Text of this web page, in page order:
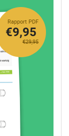
Rapport PDF
€29,95
€9,95